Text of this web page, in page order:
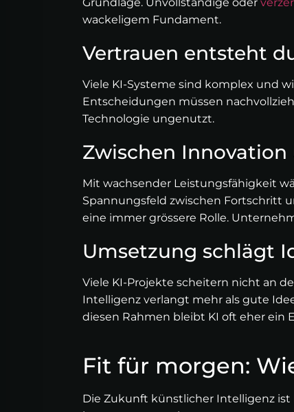
wackeligem Fundament.
Vertrauen entsteht
Viele KI-Systeme sind komplex und
Entscheidungen müssen
Technologie ungenutzt.
Zwischen
Mit wachsender Leistungsfähigkeit
Spannungsfeld zwischen Fortschritt
eine immer grössere Rolle.
Umsetzung schlägt
Viele KI-Projekte scheitern nicht an
Intelligenz verlangt mehr als gute
diesen Rahmen bleibt KI oft eher ein
Fit für morgen:
Die Zukunft künstlicher Intelligenz